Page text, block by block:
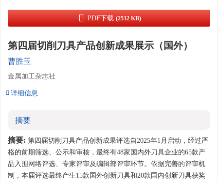
PDF下载 (2532 KB)
第四届切削刀具产品创新成果展示（国外）
曹胜玉
金属加工杂志社
详细信息
摘要
摘要: 第四届切削刀具产品创新成果评选自2025年1月启动，经过严
格的前期筛选、公示和审核，最终有48家国内外刀具企业的65款产
品入围网络评选、专家评审及编辑部评审环节。依据完善的评审机
制，本届评选最终产生15款国外创新刀具和20款国内创新刀具获奖